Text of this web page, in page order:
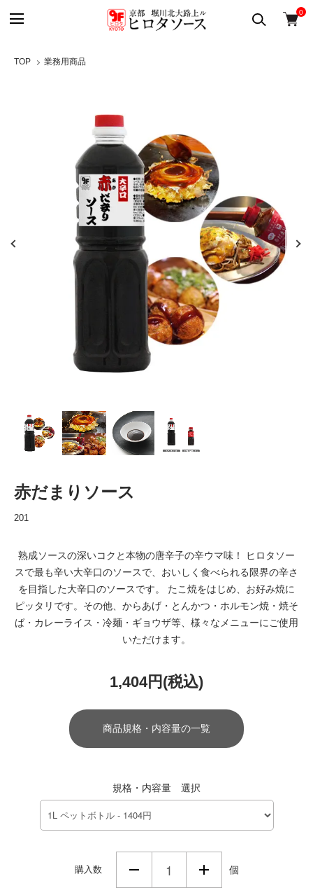
0
TOP 業務用商品
赤だまりソース
201
熟成ソースの深いコクと本物の唐辛子の辛ウマ味！ ヒロタソー
スで最も辛い大辛口のソースで、おいしく食べられる限界の辛さ
を目指した大辛口のソースです。 たこ焼をはじめ、お好み焼に
ピッタリです。その他、からあげ・とんかつ・ホルモン焼・焼そ
ば・カレーライス・冷麺・ギョウザ等、様々なメニューにご使用
いただけます。
1,404円(税込)
商品規格・内容量の一覧
規格・内容量 選択
購入数 個